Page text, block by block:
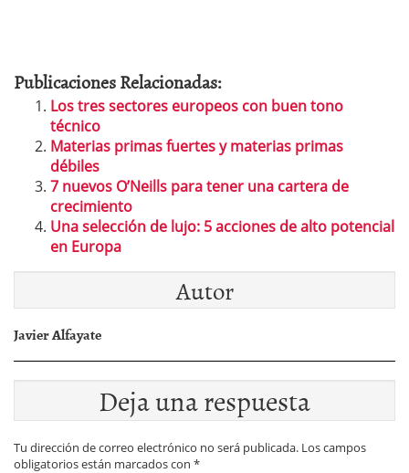
Publicaciones Relacionadas:
Los tres sectores europeos con buen tono
técnico
Materias primas fuertes y materias primas
débiles
7 nuevos O’Neills para tener una cartera de
crecimiento
Una selección de lujo: 5 acciones de alto potencial
en Europa
Autor
Javier Alfayate
Deja una respuesta
Tu dirección de correo electrónico no será publicada. Los campos
obligatorios están marcados con *